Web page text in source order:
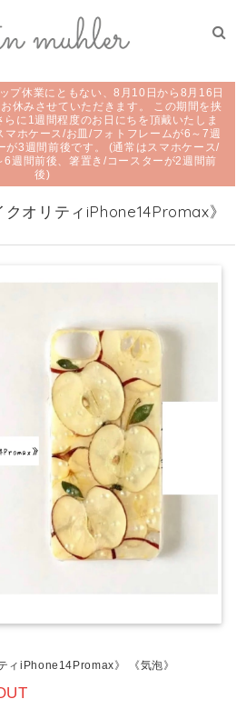
プ休業にともない、8月10日から8月16日
休みさせていただきます。 この期間を挟
に1週間程度のお日にちを頂戴いたしま
マホケース/お皿/フォトフレームが6～7週
が3週間前後です。 (通常はスマホケース/
6週間前後、箸置き/コースターが2週間前
後)
オリティiPhone14Promax》
ィiPhone14Promax》 《気泡》